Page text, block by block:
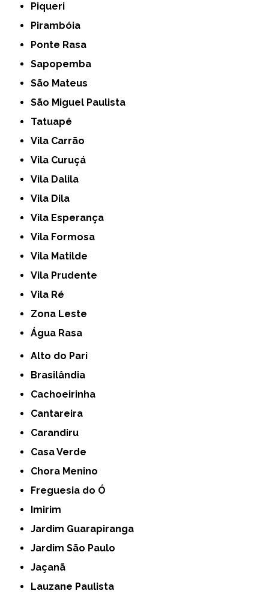
Piqueri
Pirambóia
Ponte Rasa
Sapopemba
São Mateus
São Miguel Paulista
Tatuapé
Vila Carrão
Vila Curuçá
Vila Dalila
Vila Dila
Vila Esperança
Vila Formosa
Vila Matilde
Vila Prudente
Vila Ré
Zona Leste
Água Rasa
Alto do Pari
Brasilândia
Cachoeirinha
Cantareira
Carandiru
Casa Verde
Chora Menino
Freguesia do Ó
Imirim
Jardim Guarapiranga
Jardim São Paulo
Jaçanã
Lauzane Paulista